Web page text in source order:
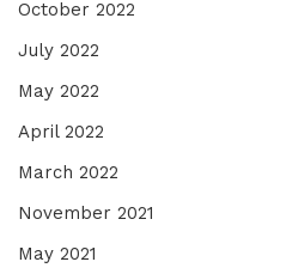
October 2022
July 2022
May 2022
April 2022
March 2022
November 2021
May 2021